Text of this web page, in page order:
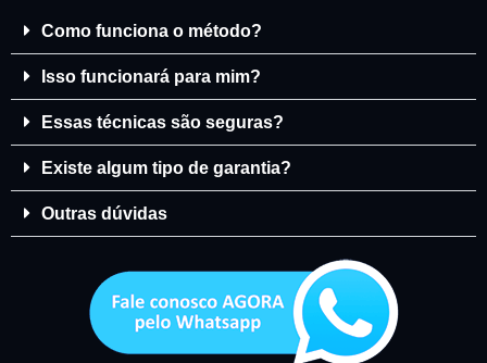
Como funciona o método?
Isso funcionará para mim?
Essas técnicas são seguras?
Existe algum tipo de garantia?
Outras dúvidas